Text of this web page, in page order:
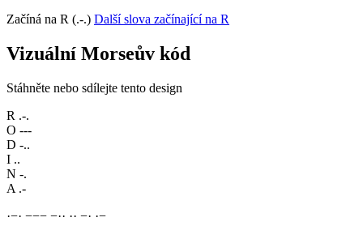
Začíná na R (.-.) Další slova začínající na R
Vizuální Morseův kód
Stáhněte nebo sdílejte tento design
R .-.
O ---
D -..
I ..
N -.
A .-
·−· −−− −·· ·· −· ·−